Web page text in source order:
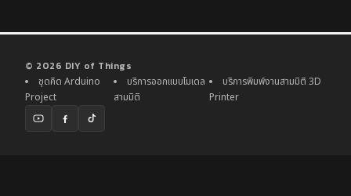
© 2026 DIY of Things
ชุดคิด Arduino
Project
บริการออกแบบโมเดล
สามมิติ
บริการพิมพ์งานสามมิติ 3D
Printer
YouTubeFacebook
TikTok